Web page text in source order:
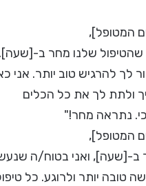
המטופל],
שהטיפול שלנו מחר ב-
לך להרגיש טוב יותר. אני
ולתת לך את כל הכלים
נתראה מחר!"
המטופל],
ב-[שעה], ואני בטוח/ה
טובה יותר ולרוגע. כל